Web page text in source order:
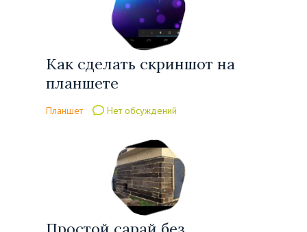
Как сделать скриншот на
планшете
Планшет Нет обсуждений